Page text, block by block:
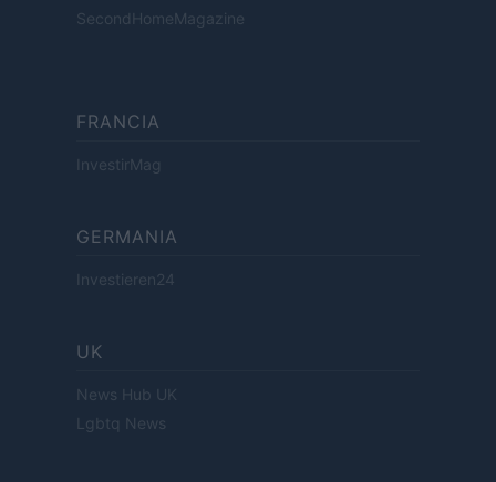
SecondHomeMagazine
FRANCIA
InvestirMag
GERMANIA
Investieren24
UK
News Hub UK
Lgbtq News